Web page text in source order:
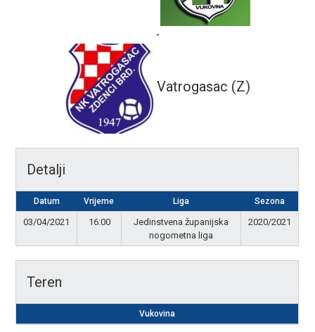
-
Vatrogasac (Z)
Detalji
Datum Vrijeme Liga Sezona
03/04/2021 16:00
Jedinstvena županijska
nogometna liga
2020/2021
Teren
Vukovina